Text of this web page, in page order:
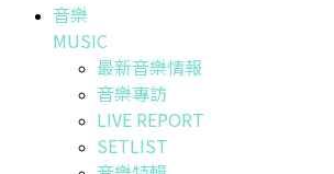
音樂
MUSIC
最新音樂情報
音樂專訪
LIVE REPORT
SETLIST